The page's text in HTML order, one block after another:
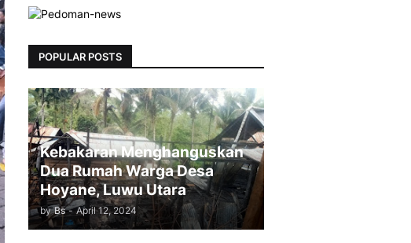
POPULAR POSTS
Kebakaran Menghanguskan
Dua Rumah Warga Desa
Hoyane, Luwu Utara
by Bs - April 12, 2024